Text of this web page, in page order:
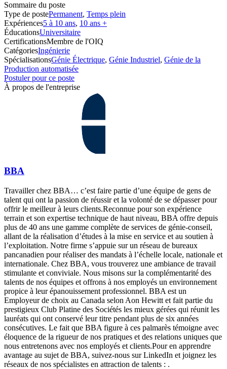
Sommaire du poste
Type de postePermanent, Temps plein
Expériences5 à 10 ans, 10 ans +
ÉducationsUniversitaire
CertificationsMembre de l'OIQ
CatégoriesIngénierie
SpécialisationsGénie Électrique, Génie Industriel, Génie de la
Production automatisée
Postuler pour ce poste
À propos de l'entreprise
BBA
Travailler chez BBA… c’est faire partie d’une équipe de gens de
talent qui ont la passion de réussir et la volonté de se dépasser pour
offrir le meilleur à leurs clients.Reconnue pour son expérience
terrain et son expertise technique de haut niveau, BBA offre depuis
plus de 40 ans une gamme complète de services de génie-conseil,
allant de la réalisation d’études à la mise en service et au soutien à
l’exploitation. Notre firme s’appuie sur un réseau de bureaux
pancanadien pour réaliser des mandats à l’échelle locale, nationale et
internationale. Chez BBA, vous trouverez une ambiance de travail
stimulante et conviviale. Nous misons sur la complémentarité des
talents de nos équipes et offrons à nos employés un environnement
propice à leur épanouissement professionnel. BBA est un
Employeur de choix au Canada selon Aon Hewitt et fait partie du
prestigieux Club Platine des Sociétés les mieux gérées qui réunit les
lauréats qui ont conservé leur titre pendant plus de six années
consécutives. Le fait que BBA figure à ces palmarès témoigne avec
éloquence de la rigueur de nos pratiques et des relations uniques que
nous entretenons avec nos employés et clients.Pour en apprendre
avantage au sujet de BBA, suivez-nous sur LinkedIn et joignez les
réseaux de nos spécialistes en attraction de talents : .